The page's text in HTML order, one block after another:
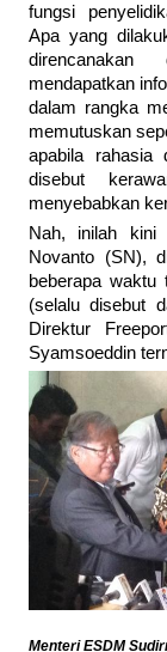
fungsi
Apa yang
mendapatkan
dalam rangka
memutuskan
apabila rahasia
disebut
menyebabkan
Nah, inilah
Novanto (SN),
beberapa waktu
(selalu disebut
Direktur
Syamsoeddin
Menteri ESDM